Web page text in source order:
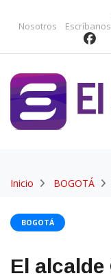
Nosotros
Escríbanos
Inicio BOGOTÁ
BOGOTÁ
El alcalde